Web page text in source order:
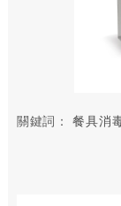
關鍵詞：餐具消